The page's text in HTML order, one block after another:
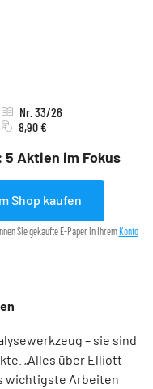
5 Aktien im Fokus
Nr. 33/26
8,90 €
Shop kaufen
Sie gekaufte E-Paper in IhremKonto
– sie sind
„Alles über Elliott-
wichtigste Arbeiten